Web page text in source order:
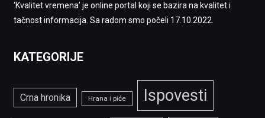
‘Kvalitet vremena’ je online portal koji se bazira na kvalitet i
tačnost informacija. Sa radom smo počeli 17.10.2022.
KATEGORIJE
Crna hronika Hrana i piće Ispovesti